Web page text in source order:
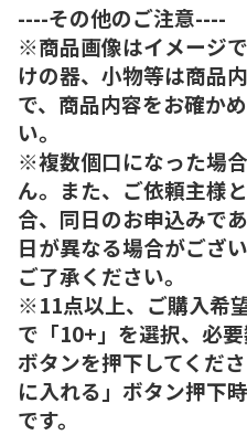
----その他のご注意----
※商品画像はイメージ
けの器、小物等は商品
で、商品内容をお確か
い。
※複数個口になった場
ん。また、ご依頼主様
合、同日のお申込みで
日が異なる場合がござ
ご了承ください。
※11点以上、ご購入希
で「10+」を選択、必
ボタンを押下してくだ
に入れる」ボタン押下
です。